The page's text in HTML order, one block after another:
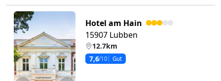
Hotel am Hain
15907 Lubben
12.7km
7,6/10 Gut